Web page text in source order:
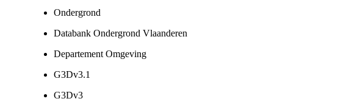
Ondergrond
Databank Ondergrond Vlaanderen
Departement Omgeving
G3Dv3.1
G3Dv3